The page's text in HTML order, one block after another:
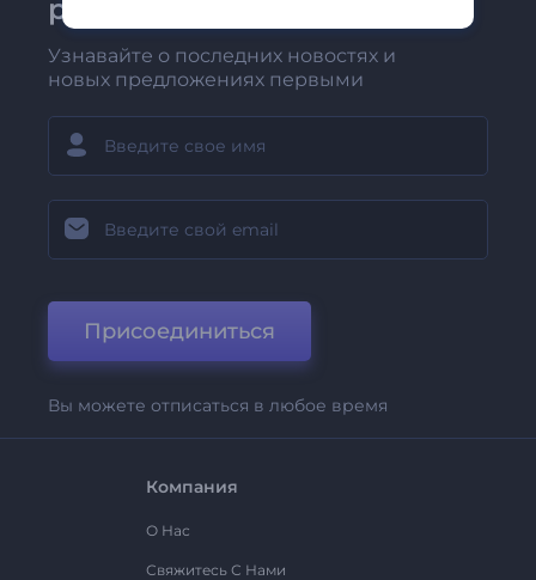
рассылке Renderforest
Узнавайте о последних новостях и
новых предложениях первыми
Присоединиться
Вы можете отписаться в любое время
Компания
О Нас
Свяжитесь С Нами